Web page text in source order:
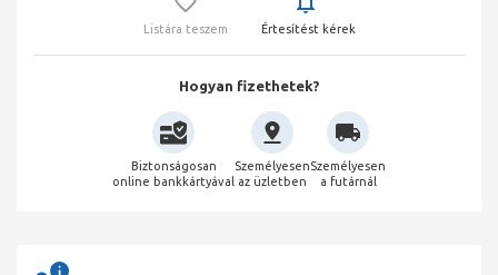
Listára teszem Értesítést kérek
Hogyan fizethetek?
Biztonságosan
online bankkártyával
Személyesen
az üzletben
Személyesen
a futárnál